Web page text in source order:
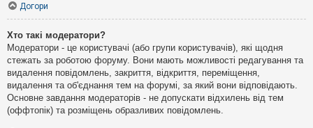
Догори
Хто такі модератори?
Модератори - це користувачі (або групи користувачів), які щодня
стежать за роботою форуму. Вони мають можливості редагування та
видалення повідомлень, закриття, відкриття, переміщення,
видалення та об'єднання тем на форумі, за який вони відповідають.
Основне завдання модераторів - не допускати відхилень від тем
(оффтопік) та розміщень образливих повідомлень.